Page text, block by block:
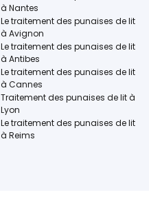
à Nantes
Le traitement des punaises de lit
à Avignon
Le traitement des punaises de lit
à Antibes
Le traitement des punaises de lit
à Cannes
Traitement des punaises de lit à
Lyon
Le traitement des punaises de lit
à Reims